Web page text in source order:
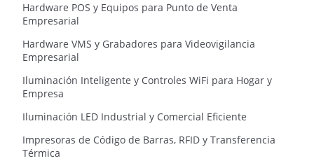
Hardware POS y Equipos para Punto de Venta
Empresarial
Hardware VMS y Grabadores para Videovigilancia
Empresarial
Iluminación Inteligente y Controles WiFi para Hogar y
Empresa
Iluminación LED Industrial y Comercial Eficiente
Impresoras de Código de Barras, RFID y Transferencia
Térmica